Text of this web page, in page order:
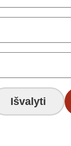
Išvalyti